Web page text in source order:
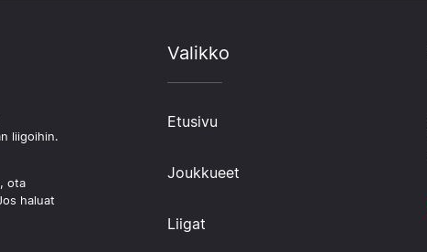
liigoihin.
ota
haluat
Valikko
Etusivu
Joukkueet
Liigat